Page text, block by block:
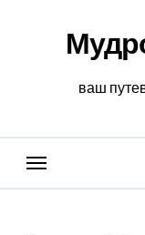
содержанию
ваш